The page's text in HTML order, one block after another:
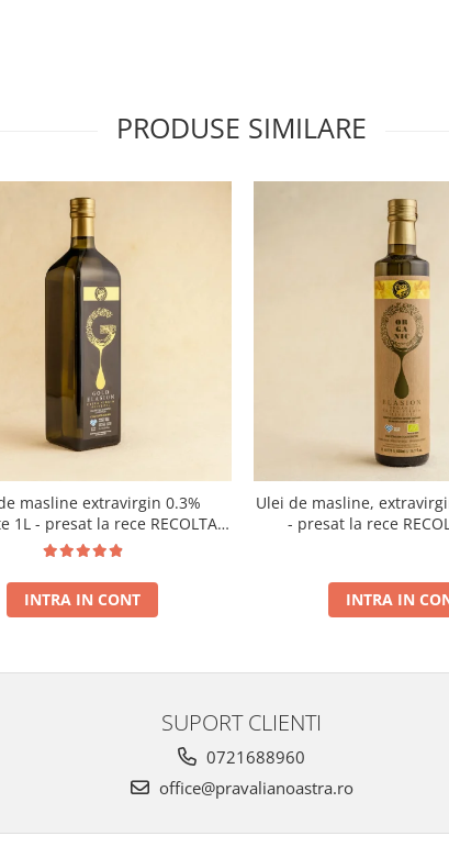
PRODUSE SIMILARE
masline extravirgin 0.3%
1L - presat la rece RECOLTA
NOUA
INTRA IN CONT
Ulei de masline,
- presat la rece
INTRA IN
SUPORT CLIENTI
0721688960
office@pravalianoastra.ro